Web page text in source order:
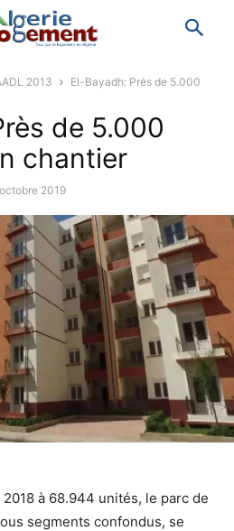
2013
El-Bayadh: Près de 5.000
de 5.000
chantier
2019
2018 à 68.944 unités, le parc de
segments confondus, se